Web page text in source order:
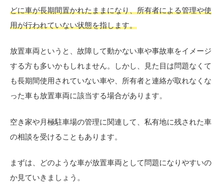
どに車が長期間置かれたままになり、所有者による管理や使
用が行われていない状態を指します。
放置車両というと、故障して動かない車や事故車をイメージ
する方も多いかもしれません。しかし、見た目は問題なくて
も長期間使用されていない車や、所有者と連絡が取れなくな
った車も放置車両に該当する場合があります。
空き家や月極駐車場の管理に関連して、私有地に残された車
の相談を受けることもあります。
まずは、どのような車が放置車両として問題になりやすいの
か見ていきましょう。